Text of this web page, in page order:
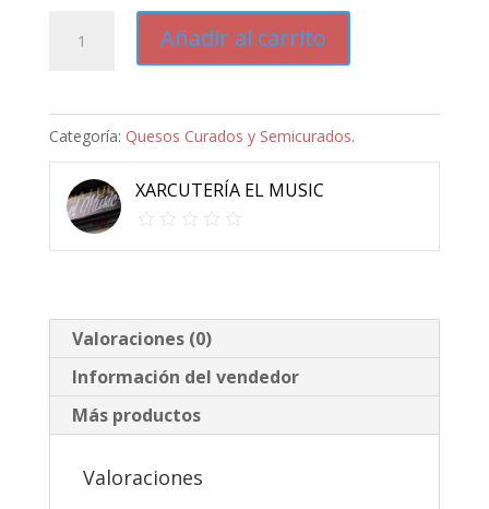
cantidad
Añadir al carrito
Categoría: Quesos Curados y Semicurados.
XARCUTERÍA EL MUSIC
Valoraciones (0)
Información del vendedor
Más productos
Valoraciones